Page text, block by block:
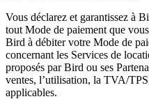
Vous déclarez et garantissez à
tout Mode de paiement que
Bird à débiter votre Mode de
concernant les Services de
proposés par Bird ou ses
ventes, l’utilisation, la TVA/
applicables.